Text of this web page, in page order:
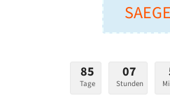
Breite
85
Tage
07
Stunden